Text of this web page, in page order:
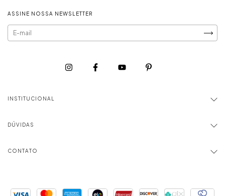
ASSINE NOSSA NEWSLETTER
INSTITUCIONAL
DÚVIDAS
CONTATO